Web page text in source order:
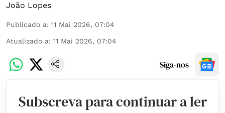
João Lopes
Publicado a: 11 Mai 2026, 07:04
Atualizado a: 11 Mai 2026, 07:04
Siga-nos
Subscreva para continuar a ler